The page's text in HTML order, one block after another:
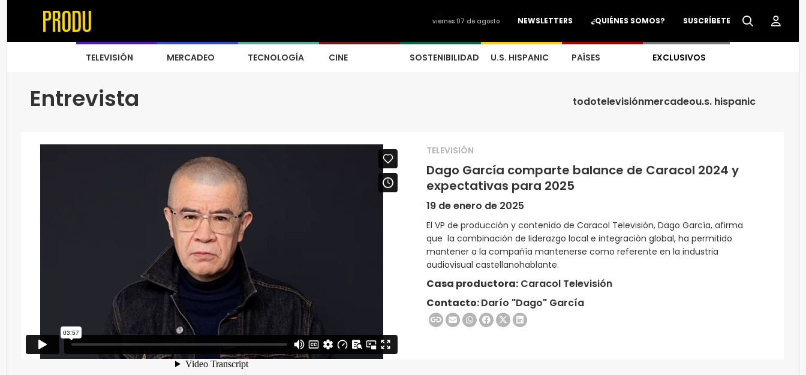
SUSCRÍBETE
¿QUIÉNES SOMOS?
NEWSLETTERS
viernes 07 de agosto
TELEVISIÓN MERCADEO TECNOLOGÍA CINE SOSTENIBILIDAD U.S. HISPANIC PAÍSES EXCLUSIVOS
Entrevista todotelevisiónmercadeou.s. hispanic
TELEVISIÓN
Dago García comparte balance de Caracol 2024 y
expectativas para 2025
19 de enero de 2025
El VP de producción y contenido de Caracol Televisión, Dago García, afirma
que la combinación de liderazgo local e integración global, ha permitido
mantener a la compañía mantenerse como referente en la industria
audiovisual castellanohablante.
Casa productora: Caracol Televisión
Contacto:Darío "Dago" García